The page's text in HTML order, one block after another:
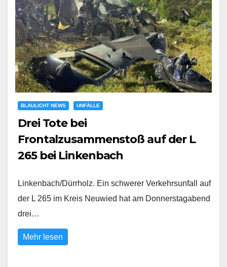
BLAULICHT NEWS UNFÄLLE
Drei Tote bei
Frontalzusammenstoß auf der L
265 bei Linkenbach
Linkenbach/Dürrholz. Ein schwerer Verkehrsunfall auf
der L 265 im Kreis Neuwied hat am Donnerstagabend
drei…
Mehr lesen